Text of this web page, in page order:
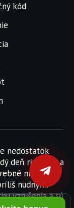
kód
nedostatok
deň riskovali a
nič také
nudným.
vzrušenia a sú